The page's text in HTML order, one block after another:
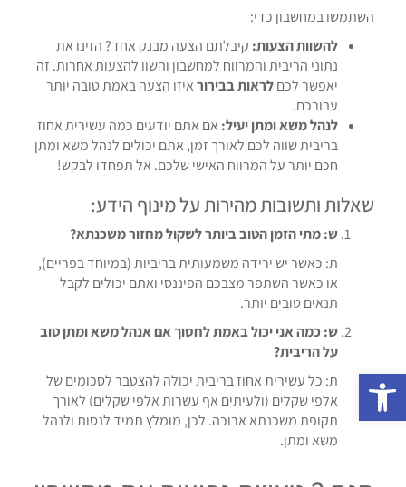
פתח סרגל נגישות
השתמשו במחשבון כדי:
להשוות הצעות: קיבלתם הצעה מבנק אחד? הזינו את
נתוני הריבית והמרווח למחשבון והשוו להצעות אחרות. זה
יאפשר לכםלראות בבירוראיזו הצעה באמת טובה יותר
עבורכם.
לנהל משא ומתן יעיל: אם אתם יודעים כמה עשירית אחוז
בריבית שווה לכם לאורך זמן, אתם יכולים לנהל משא ומתן
חכם יותר על המרווח האישי שלכם. אל תפחדו לבקש!
שאלות ותשובות מהירות על מינוף הידע:
ש: מתי הזמן הטוב ביותר לשקול מחזור משכנתא?
ת: כאשר יש ירידה משמעותית בריביות (במיוחד בפריים),
או כאשר השתפר מצבכם הפיננסי ואתם יכולים לקבל
תנאים טובים יותר.
ש: כמה אני יכול באמת לחסוך אם אנהל משא ומתן טוב
על הריבית?
ת: כל עשירית אחוז בריבית יכולה להצטבר לסכומים של
אלפי שקלים (ולעיתים אף עשרות אלפי שקלים) לאורך
תקופת משכנתא ארוכה. לכן, מומלץ תמיד לנסות ולנהל
משא ומתן.